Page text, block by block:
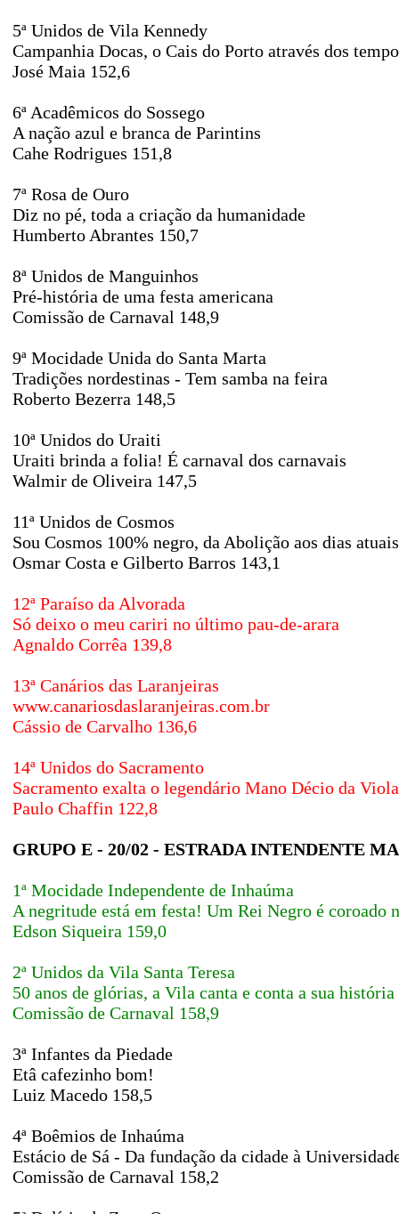
5ª Unidos de Vila Kennedy
Campanhia Docas, o Cais do Porto através dos
José Maia 152,6
6ª Acadêmicos do Sossego
A nação azul e branca de Parintins
Cahe Rodrigues 151,8
7ª Rosa de Ouro
Diz no pé, toda a criação da humanidade
Humberto Abrantes 150,7
8ª Unidos de Manguinhos
Pré-história de uma festa americana
Comissão de Carnaval 148,9
9ª Mocidade Unida do Santa Marta
Tradições nordestinas - Tem samba na feira
Roberto Bezerra 148,5
10ª Unidos do Uraiti
Uraiti brinda a folia! É carnaval dos carnavais
Walmir de Oliveira 147,5
11ª Unidos de Cosmos
Sou Cosmos 100% negro, da Abolição aos dias atuais
Osmar Costa e Gilberto Barros 143,1
12ª Paraíso da Alvorada
Só deixo o meu cariri no último pau-de-arara
Agnaldo Corrêa 139,8
13ª Canários das Laranjeiras
www.canariosdaslaranjeiras.com.br
Cássio de Carvalho 136,6
14ª Unidos do Sacramento
Sacramento exalta o legendário Mano Décio da Viola
Paulo Chaffin 122,8
GRUPO E - 20/02 - ESTRADA INTENDENTE
1ª Mocidade Independente de Inhaúma
A negritude está em festa! Um Rei Negro é coroado
Edson Siqueira 159,0
2ª Unidos da Vila Santa Teresa
50 anos de glórias, a Vila canta e conta a sua história
Comissão de Carnaval 158,9
3ª Infantes da Piedade
Etâ cafezinho bom!
Luiz Macedo 158,5
4ª Boêmios de Inhaúma
Estácio de Sá - Da fundação da cidade à
Comissão de Carnaval 158,2